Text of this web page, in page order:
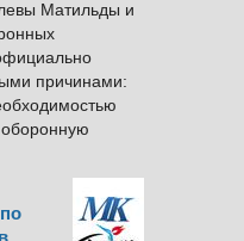
Матильды и
причинами:
оборонную